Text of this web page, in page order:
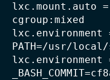
lxc.mount.auto
cgroup:mixed
lxc.environment
PATH=/usr/
lxc.environment